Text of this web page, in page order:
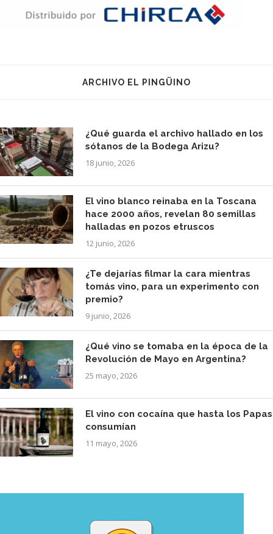
ARCHIVO EL PINGÜINO
¿Qué guarda el archivo hallado en los
sótanos de la Bodega Arizu?
18 junio, 2026
El vino blanco reinaba en la Toscana
hace 2000 años, revelan 80 semillas
halladas en pozos etruscos
12 junio, 2026
¿Te dejarías filmar la cara mientras
tomás vino, para un experimento con
premio?
9 junio, 2026
¿Qué vino se tomaba en la época de la
Revolución de Mayo en Argentina?
25 mayo, 2026
El vino con cocaína que hasta los Papas
consumían
11 mayo, 2026